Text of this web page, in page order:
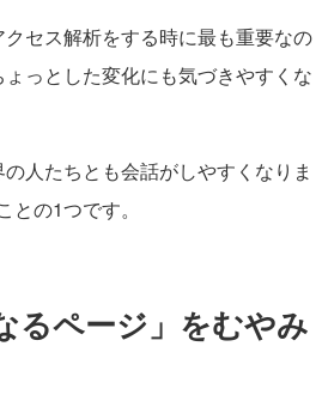
セス解析をする時に最も重要なの
っとした変化にも気づきやすくな
人たちとも会話がしやすくなりま
の1つです。
るページ」をむやみ